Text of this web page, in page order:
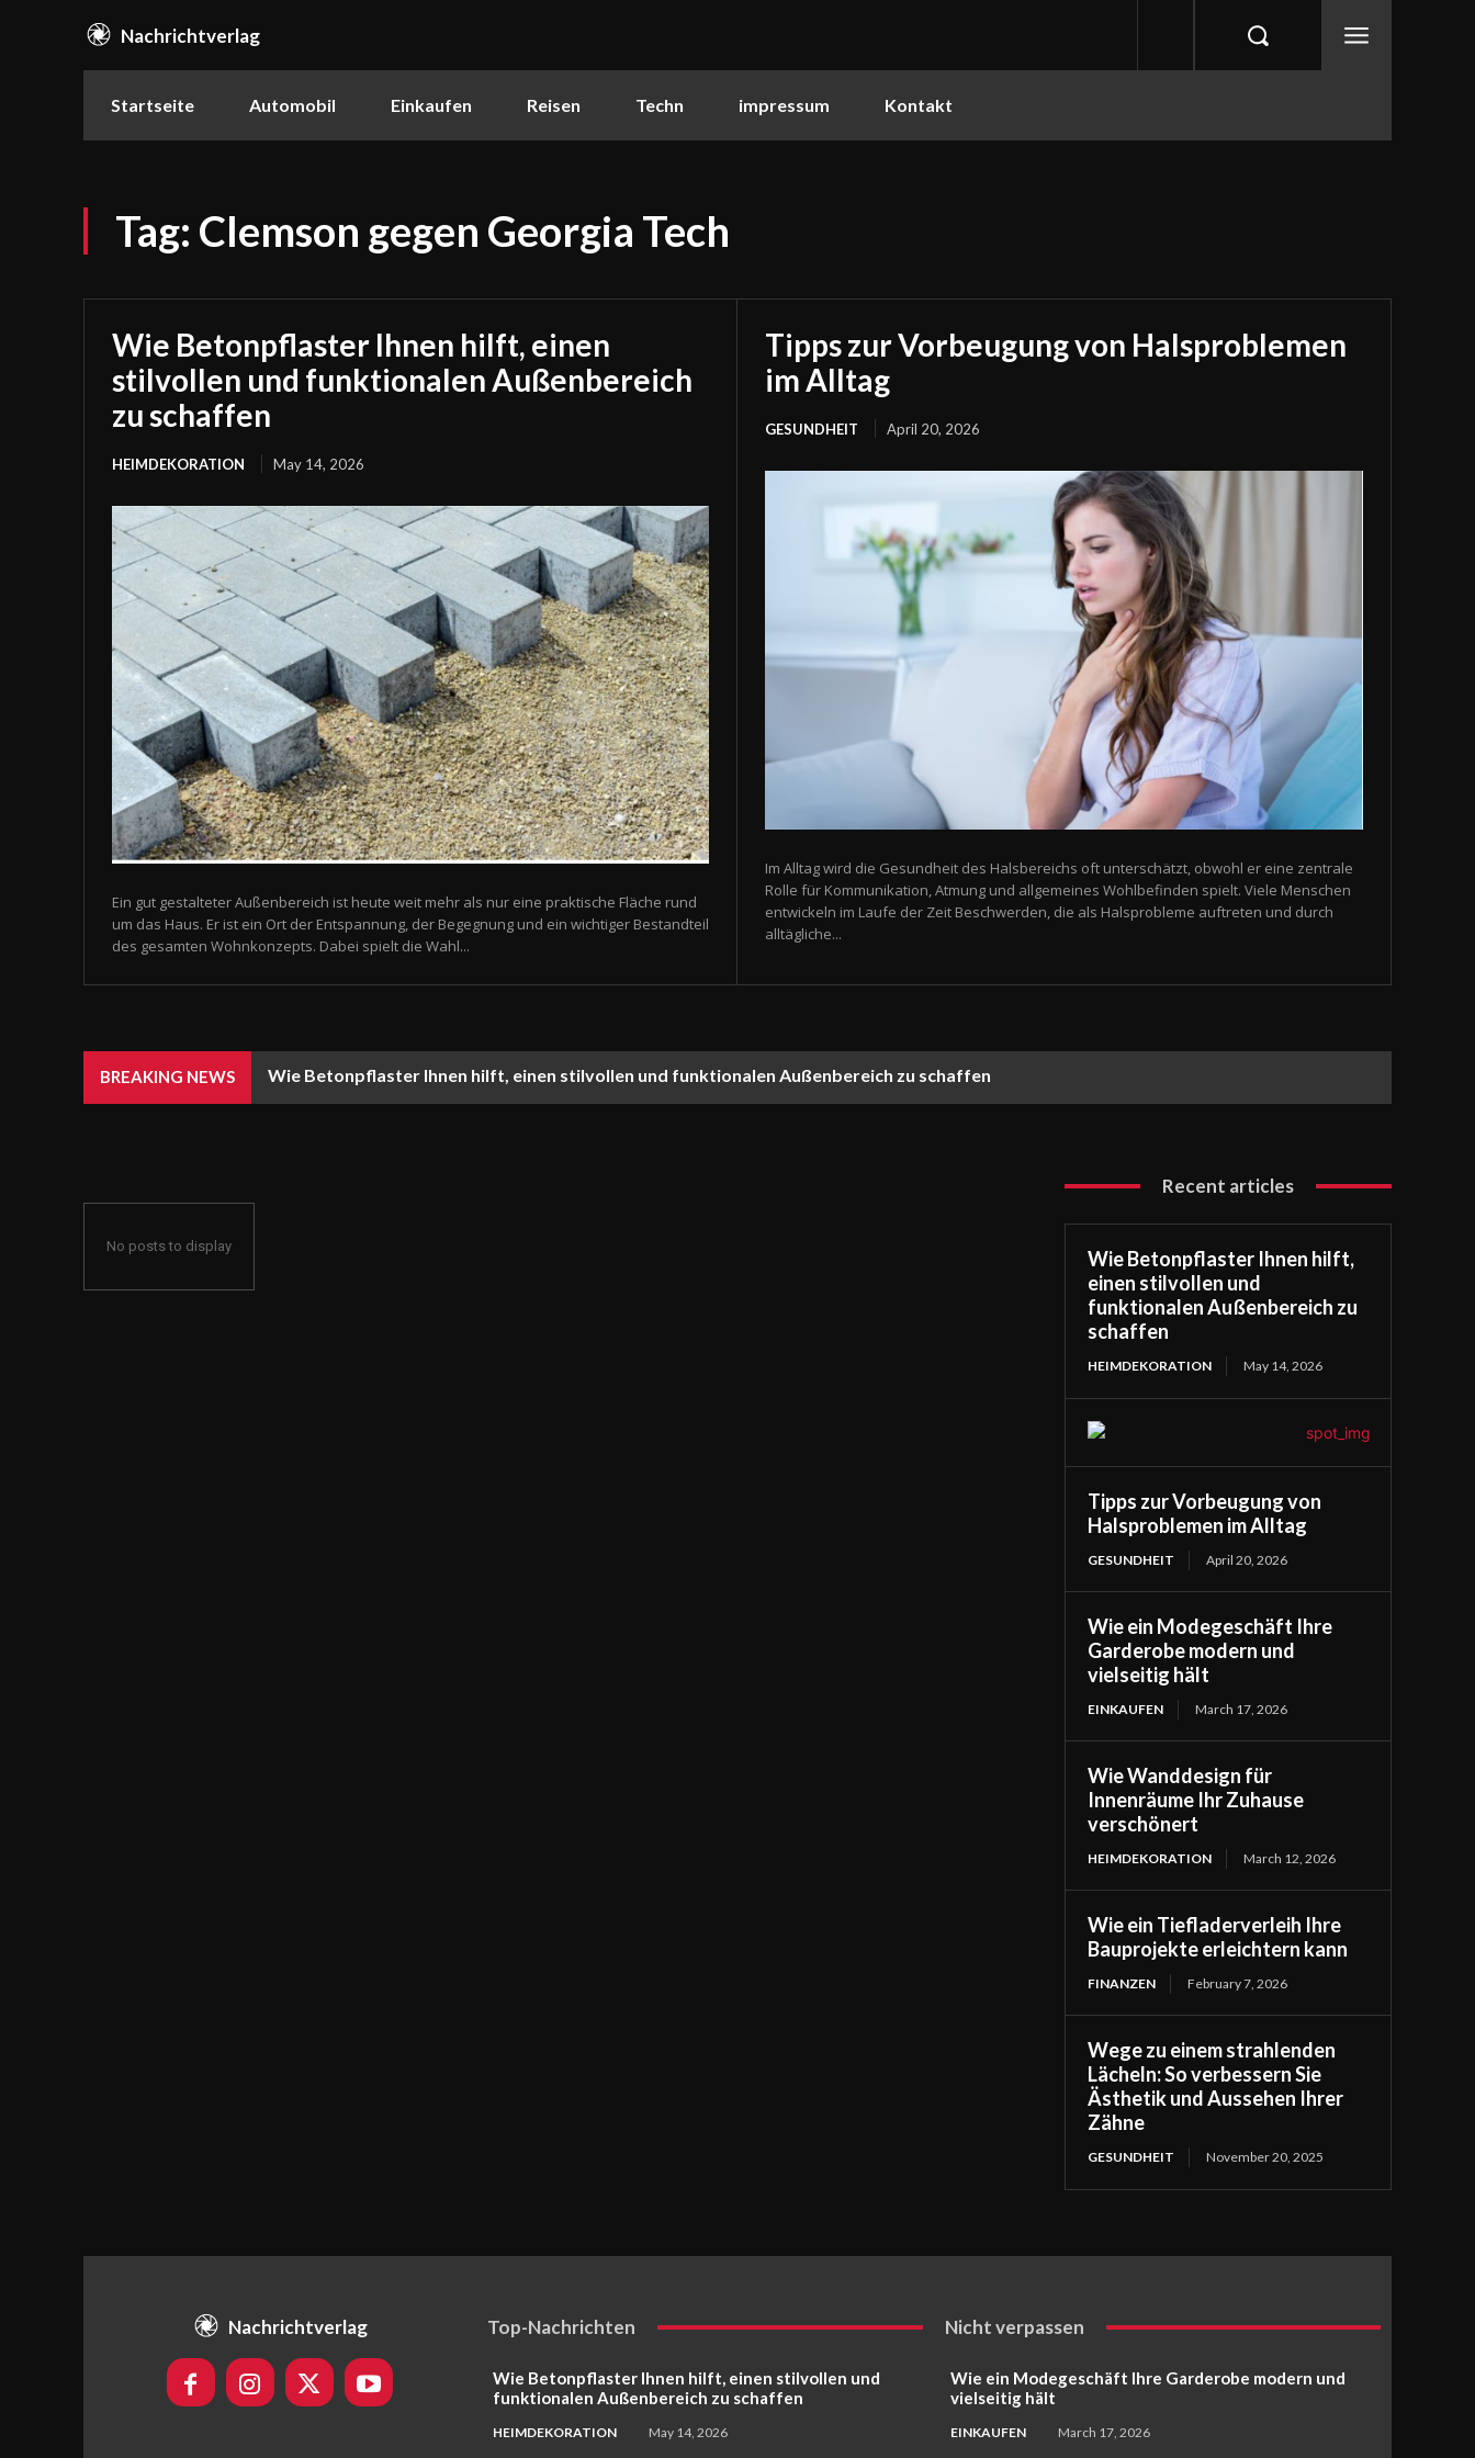
Nachrichtverlag
Startseite Automobil Einkaufen Reisen Techn impressum Kontakt
Tag: Clemson gegen Georgia Tech
Wie Betonpflaster Ihnen hilft, einen
stilvollen und funktionalen Außenbereich
zu schaffen
HEIMDEKORATION May 14, 2026
Ein gut gestalteter Außenbereich ist heute weit mehr als nur eine praktische Fläche rund
um das Haus. Er ist ein Ort der Entspannung, der Begegnung und ein wichtiger Bestandteil
des gesamten Wohnkonzepts. Dabei spielt die Wahl...
Tipps zur Vorbeugung von Halsproblemen
im Alltag
GESUNDHEIT April 20, 2026
Im Alltag wird die Gesundheit des Halsbereichs oft unterschätzt, obwohl er eine zentrale
Rolle für Kommunikation, Atmung und allgemeines Wohlbefinden spielt. Viele Menschen
entwickeln im Laufe der Zeit Beschwerden, die als Halsprobleme auftreten und durch
alltägliche...
BREAKING NEWS Wie Betonpflaster Ihnen hilft, einen stilvollen und funktionalen Außenbereich zu schaffen
No posts to display
Recent articles
Wie Betonpflaster Ihnen hilft,
einen stilvollen und
funktionalen Außenbereich zu
schaffen
HEIMDEKORATION May 14, 2026
Tipps zur Vorbeugung von
Halsproblemen im Alltag
GESUNDHEIT April 20, 2026
Wie ein Modegeschäft Ihre
Garderobe modern und
vielseitig hält
EINKAUFEN March 17, 2026
Wie Wanddesign für
Innenräume Ihr Zuhause
verschönert
HEIMDEKORATION March 12, 2026
Wie ein Tiefladerverleih Ihre
Bauprojekte erleichtern kann
FINANZEN February 7, 2026
Wege zu einem strahlenden
Lächeln: So verbessern Sie
Ästhetik und Aussehen Ihrer
Zähne
GESUNDHEIT November 20, 2025
Nachrichtverlag Top-Nachrichten
Wie Betonpflaster Ihnen hilft, einen stilvollen und
funktionalen Außenbereich zu schaffen
HEIMDEKORATION May 14, 2026
Nicht verpassen
Wie ein Modegeschäft Ihre Garderobe modern und
vielseitig hält
EINKAUFEN March 17, 2026